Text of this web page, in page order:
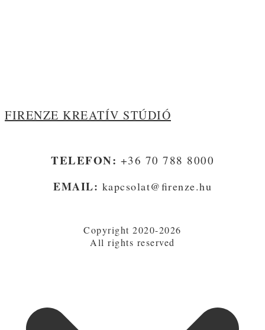
FIRENZE KREATÍV STÚDIÓ
TELEFON: +36 70 788 8000
EMAIL: kapcsolat@firenze.hu
Copyright 2020-2026
All rights reserved